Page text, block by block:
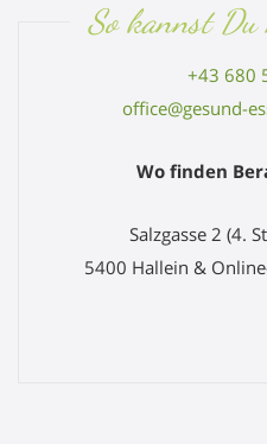
So kannst Du
+43 680
office@gesund-
Wo finden
Salzgasse 2 (4.
5400 Hallein &